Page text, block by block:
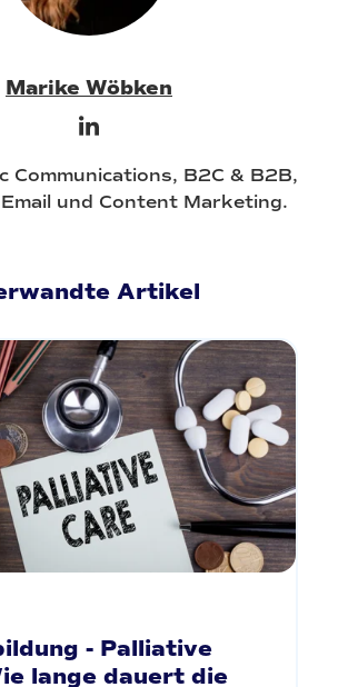
Marike Wöbken
Communications, B2C & B2B,
und Content Marketing.
Artikel
- Palliative
lange dauert die